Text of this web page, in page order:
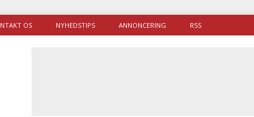
OS NYHEDSTIPS ANNONCERING RSS